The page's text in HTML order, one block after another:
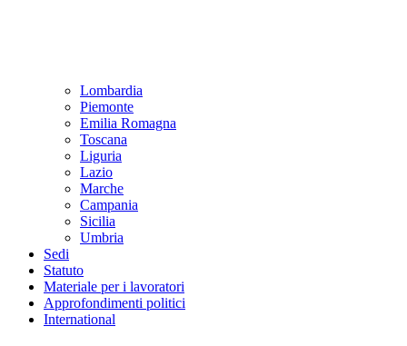
Lombardia
Piemonte
Emilia Romagna
Toscana
Liguria
Lazio
Marche
Campania
Sicilia
Umbria
Sedi
Statuto
Materiale per i lavoratori
Approfondimenti politici
International